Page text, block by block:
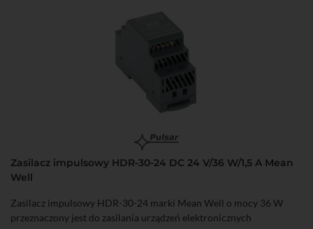
Zasilacz impulsowy HDR-30-24 DC 24 V/36 W/1,5 A Mean
Well
Zasilacz impulsowy HDR-30-24 marki Mean Well o mocy 36 W
przeznaczony jest do zasilania urządzeń elektronicznych